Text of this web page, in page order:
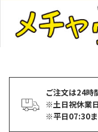
ご注文は24時
※土日祝休業日
※平日07:30ま